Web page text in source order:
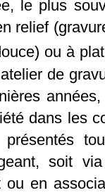
le plus
relief
ou à
de
dans les
présentés
soit
ou en